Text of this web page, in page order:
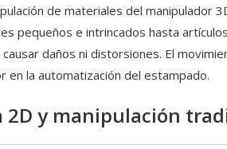
de materiales del manipulador
pequeños e intrincados hasta
daños ni distorsiones. El
en la automatización del estampado.
y manipulación